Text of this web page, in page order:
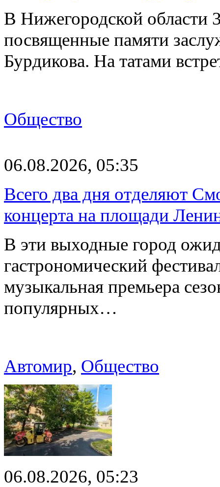
В Нижегородской области
посвященные памяти
Бурдикова. На татами
Общество
06.08.2026, 05:35
Всего два дня отделяют
концерта на площади
В эти выходные город
гастрономический
музыкальная премьера
популярных…
Автомир, Общество
06.08.2026, 05:23